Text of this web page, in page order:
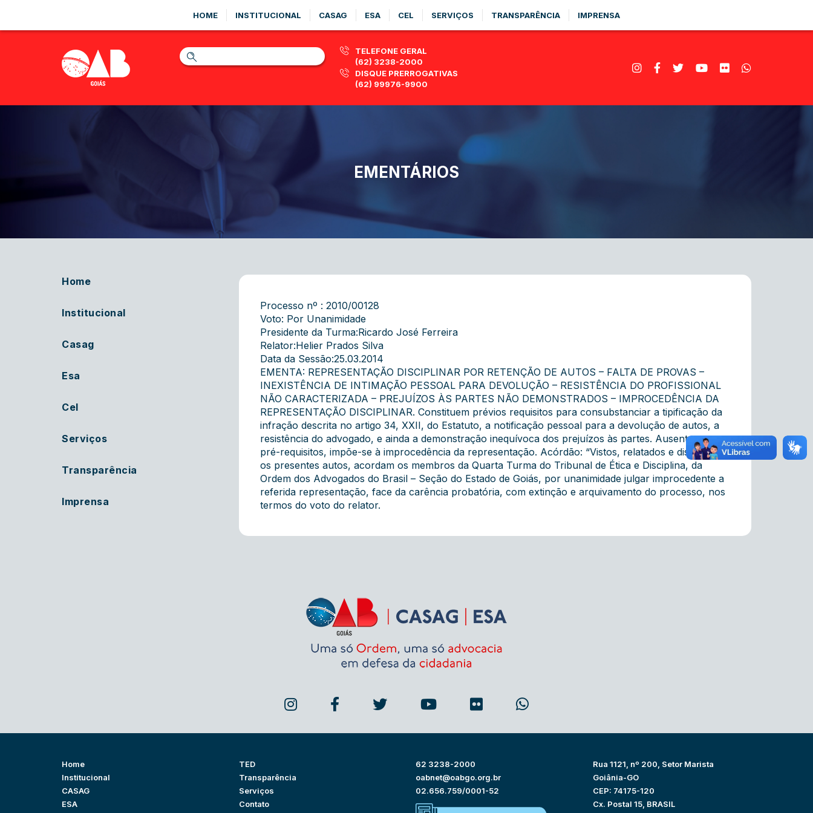
HOME INSTITUCIONAL CASAG ESA CEL SERVIÇOS TRANSPARÊNCIA IMPRENSA
TELEFONE GERAL
(62) 3238-2000
DISQUE PRERROGATIVAS
(62) 99976-9900
EMENTÁRIOS
Home
Institucional
Casag
Esa
Cel
Serviços
Transparência
Imprensa
Processo nº : 2010/00128
Voto: Por Unanimidade
Presidente da Turma:Ricardo José Ferreira
Relator:Helier Prados Silva
Data da Sessão:25.03.2014
EMENTA: REPRESENTAÇÃO DISCIPLINAR POR RETENÇÃO DE AUTOS – FALTA DE PROVAS –
INEXISTÊNCIA DE INTIMAÇÃO PESSOAL PARA DEVOLUÇÃO – RESISTÊNCIA DO PROFISSIONAL
NÃO CARACTERIZADA – PREJUÍZOS ÀS PARTES NÃO DEMONSTRADOS – IMPROCEDÊNCIA DA
REPRESENTAÇÃO DISCIPLINAR. Constituem prévios requisitos para consubstanciar a tipificação da
infração descrita no artigo 34, XXII, do Estatuto, a notificação pessoal para a devolução de autos, a
resistência do advogado, e ainda a demonstração inequívoca dos prejuízos às partes. Ausentes esses
pré-requisitos, impõe-se à improcedência da representação. Acórdão: “Vistos, relatados e discutidos
os presentes autos, acordam os membros da Quarta Turma do Tribunal de Ética e Disciplina, da
Ordem dos Advogados do Brasil – Seção do Estado de Goiás, por unanimidade julgar improcedente a
referida representação, face da carência probatória, com extinção e arquivamento do processo, nos
termos do voto do relator.
Home
Institucional
CASAG
ESA
TED
Transparência
Serviços
Contato
62 3238-2000
oabnet@oabgo.org.br
02.656.759/0001-52
Rua 1121, nº 200, Setor Marista
Goiânia-GO
CEP: 74175-120
Cx. Postal 15, BRASIL